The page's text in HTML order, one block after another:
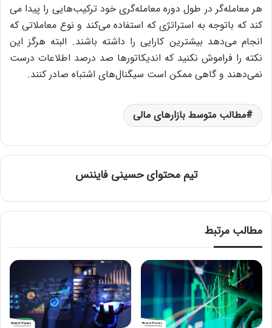
هر معامله‌گر در طول دوره معامله‌گری خود ترکیب‌هایی را پیدا می
کند که باتوجه به استراتژی که استفاده می‌کند و نوع معاملاتی که
انجام می‌دهد بیشترین کارایی را داشته باشند. البته هرگز این
نکته را فراموش نکنید که اندیکاتورها صد درصد اطلاعات درست
نمی‌دهند و گاهی ممکن است سیگنال‌های اشتباه صادر کنند.
مطالب متوسط بازارهای مالی
تیم محتوای حسینی‌ فایننس
مطالب مرتبط